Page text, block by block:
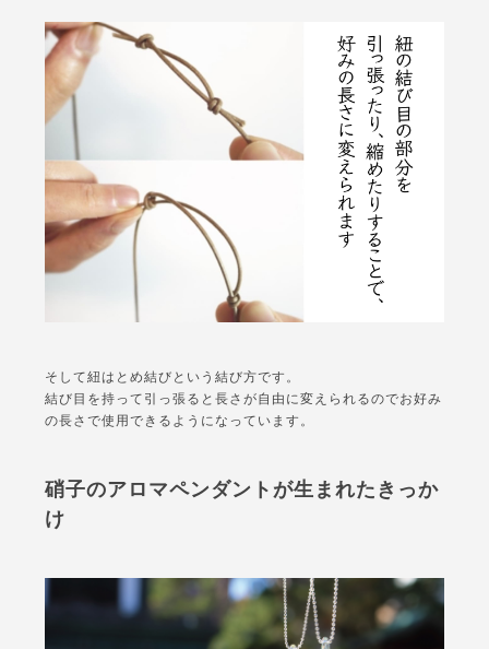
そして紐はとめ結びという結び方です。
結び目を持って引っ張ると長さが自由に変えられるのでお好み
の長さで使用できるようになっています。
硝子のアロマペンダントが生まれたきっか
け